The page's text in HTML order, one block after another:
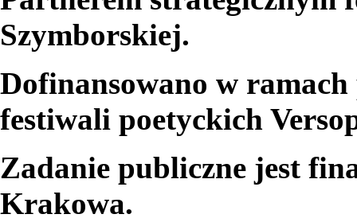
Szymborskiej.
Dofinansowano w
festiwali poetyckich
Zadanie publiczne jest
Krakowa.